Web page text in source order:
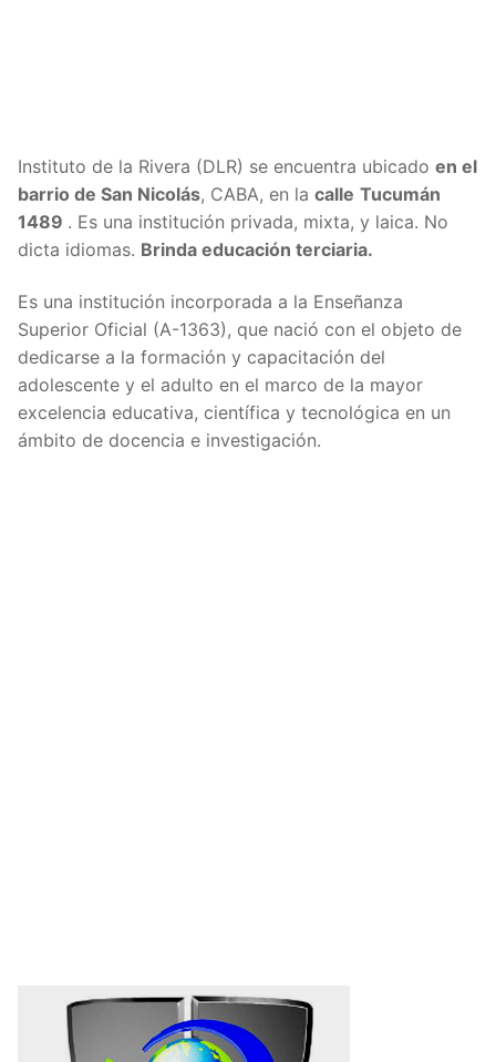
Instituto de la Rivera (DLR) se encuentra ubicado en el
barrio de San Nicolás, CABA, en la calle Tucumán
1489 . Es una institución privada, mixta, y laica. No
dicta idiomas. Brinda educación terciaria.
Es una institución incorporada a la Enseñanza
Superior Oficial (A-1363), que nació con el objeto de
dedicarse a la formación y capacitación del
adolescente y el adulto en el marco de la mayor
excelencia educativa, científica y tecnológica en un
ámbito de docencia e investigación.